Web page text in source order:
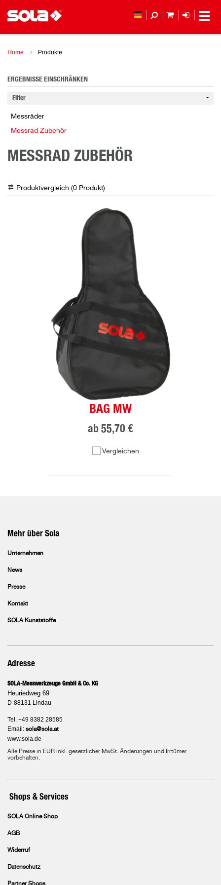
Home Produkte
ERGEBNISSE EINSCHRÄNKEN
Filter
Messräder
Messrad Zubehör
MESSRAD ZUBEHÖR
Produktvergleich (0 Produkt)
BAG MW
ab 55,70 €
Vergleichen
Mehr über Sola
Unternehmen
News
Presse
Kontakt
SOLA Kunststoffe
Adresse
SOLA-Messwerkzeuge GmbH & Co. KG
Heuriedweg 69
D-88131 Lindau
Tel. +49 8382 28585
Email: sola@sola.at
www.sola.de
Alle Preise in EUR inkl. gesetzlicher MwSt. Änderungen und Irrtümer
vorbehalten.
Shops & Services
SOLA Online Shop
AGB
Widerruf
Datenschutz
MEIN